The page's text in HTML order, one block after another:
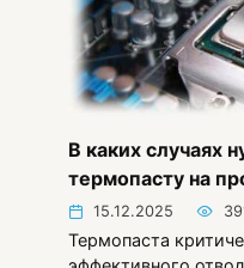
В каких случаях
термопасту на
15.12.2025
Термопаста